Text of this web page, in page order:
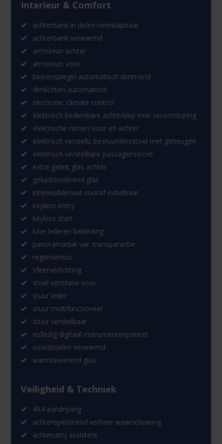
Interieur & Comfort
achterbank in delen neerklapbaar
achterbank verwarmd
armsteun achter
armsteun voor
binnenspiegel automatisch dimmend
dimlichten automatisch
electronic climate control
elektrisch bedienbare achterklep met sensorsturing
elektrische ramen voor en achter
elektrisch verstelb. bestuurdersstoel met geheugen
elektrisch verstelbare passagiersstoel
extra getint glas achter
geluidsisolerend glas
interieurklimaat vooraf instelbaar
keyless entry
keyless start
luxe lederen bekleding
panoramadak var. transparantie
regensensor
sfeerverlichting
stoel ventilatie voor
stuur leder
stuur multifunctioneel
stuur verstelbaar
volledig digitaal instrumentenpaneel
voorstoelen verwarmd
warmtewerend glas
Veiligheid & Techniek
4X4 aandrijving
achteropkomend verkeer waarschuwing
achteruitrij assistent